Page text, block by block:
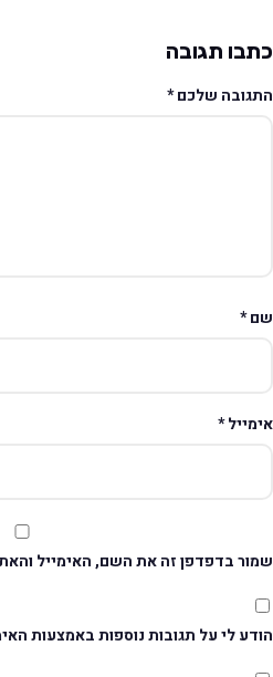
תגובה
שלכם*
*
*
בדפדפן זה את השם, האימייל
לי על תגובות נוספות באמצעות